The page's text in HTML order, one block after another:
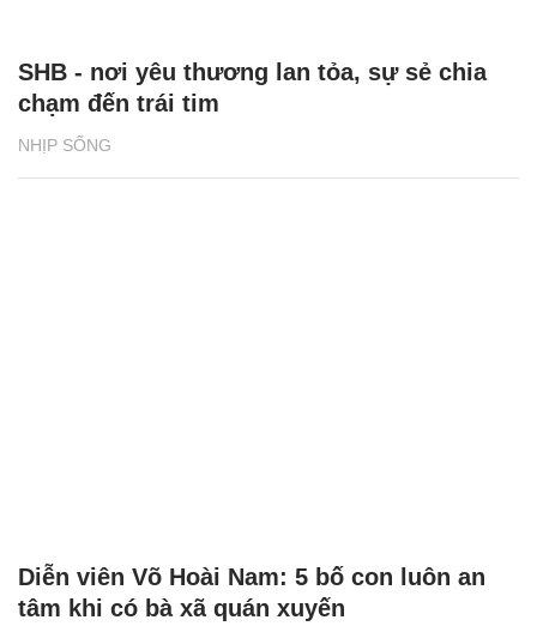
NHỊP SỐNG
SHB - nơi yêu thương lan tỏa, sự sẻ chia
chạm đến trái tim
Diễn viên Võ Hoài Nam: 5 bố con luôn an
tâm khi có bà xã quán xuyến